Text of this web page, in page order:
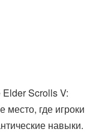
Elder Scrolls V:
место, где игроки
навыки.